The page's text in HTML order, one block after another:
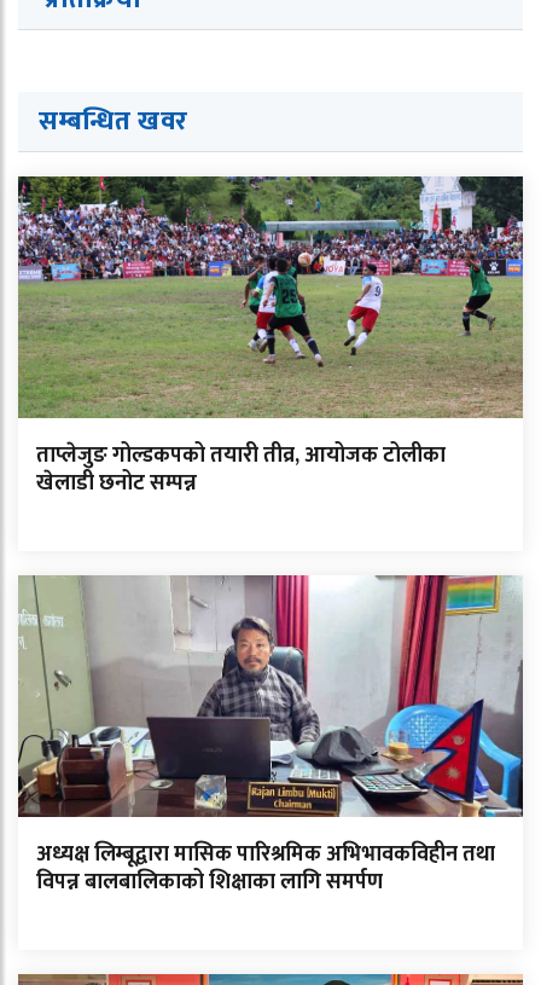
सम्बन्धित खवर
ताप्लेजुङ गोल्डकपको तयारी तीव्र, आयोजक टोलीका
खेलाडी छनोट सम्पन्न
अध्यक्ष लिम्बूद्वारा मासिक पारिश्रमिक अभिभावकविहीन तथा
विपन्न बालबालिकाको शिक्षाका लागि समर्पण